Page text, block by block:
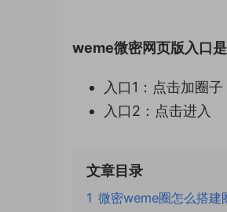
weme微密网页版入口
入口1：点击加圈子
入口2：点击进入
文章目录
1 微密weme圈怎么搭建